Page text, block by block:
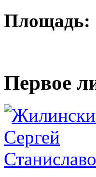
Площадь:
Первое